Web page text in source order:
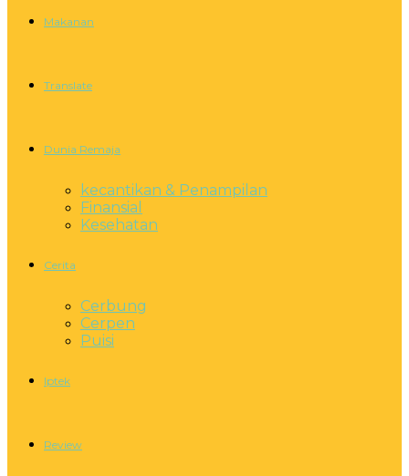
Makanan
Translate
Dunia Remaja
kecantikan & Penampilan
Finansial
Kesehatan
Cerita
Cerbung
Cerpen
Puisi
Iptek
Review